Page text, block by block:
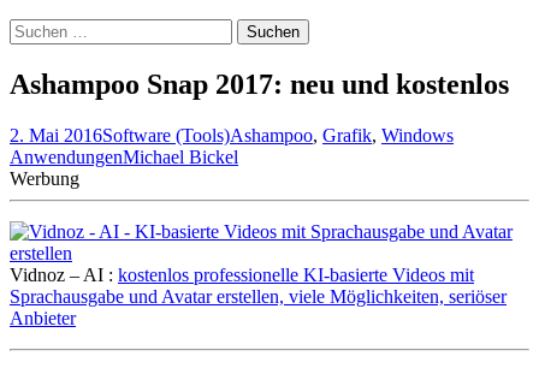
Suche
nach:
Ashampoo Snap 2017: neu und kostenlos
2. Mai 2016Software (Tools)Ashampoo, Grafik, Windows
AnwendungenMichael Bickel
Werbung
Vidnoz – AI : kostenlos professionelle KI-basierte Videos mit
Sprachausgabe und Avatar erstellen, viele Möglichkeiten, seriöser
Anbieter